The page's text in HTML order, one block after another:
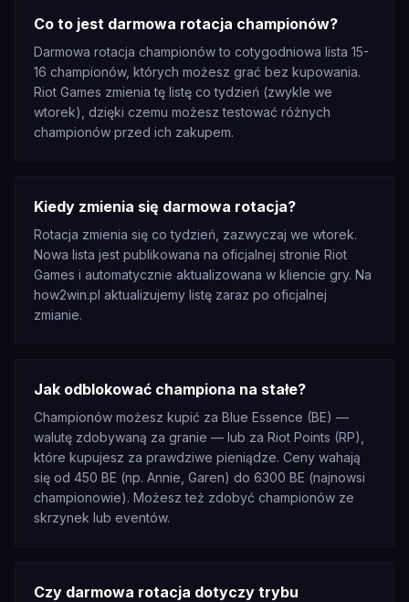
Co to jest darmowa rotacja championów?
Darmowa rotacja championów to cotygodniowa lista 15-
16 championów, których możesz grać bez kupowania.
Riot Games zmienia tę listę co tydzień (zwykle we
wtorek), dzięki czemu możesz testować różnych
championów przed ich zakupem.
Kiedy zmienia się darmowa rotacja?
Rotacja zmienia się co tydzień, zazwyczaj we wtorek.
Nowa lista jest publikowana na oficjalnej stronie Riot
Games i automatycznie aktualizowana w kliencie gry. Na
how2win.pl aktualizujemy listę zaraz po oficjalnej
zmianie.
Jak odblokować championa na stałe?
Championów możesz kupić za Blue Essence (BE) —
walutę zdobywaną za granie — lub za Riot Points (RP),
które kupujesz za prawdziwe pieniądze. Ceny wahają
się od 450 BE (np. Annie, Garen) do 6300 BE (najnowsi
championowie). Możesz też zdobyć championów ze
skrzynek lub eventów.
Czy darmowa rotacja dotyczy trybu